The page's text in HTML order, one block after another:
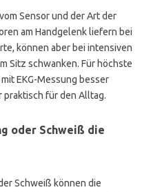
Sensor und der Art der
am Handgelenk liefern bei
können aber bei intensiven
Sitz schwanken. Für höchste
EKG-Messung besser
für den Alltag.
oder Schweiß die
Schweiß können die